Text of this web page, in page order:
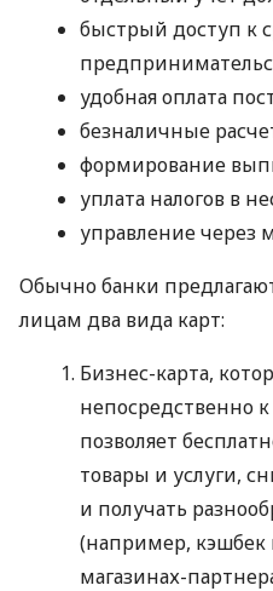
быстрый доступ к
удобная оплата
безналичные
формирование
уплата налогов в
управление через
Обычно банки
лицам два вида карт:
Бизнес-карта,
непосредственно
позволяет
товары и услуги,
и получать
(например, кэшбек
магазинах-